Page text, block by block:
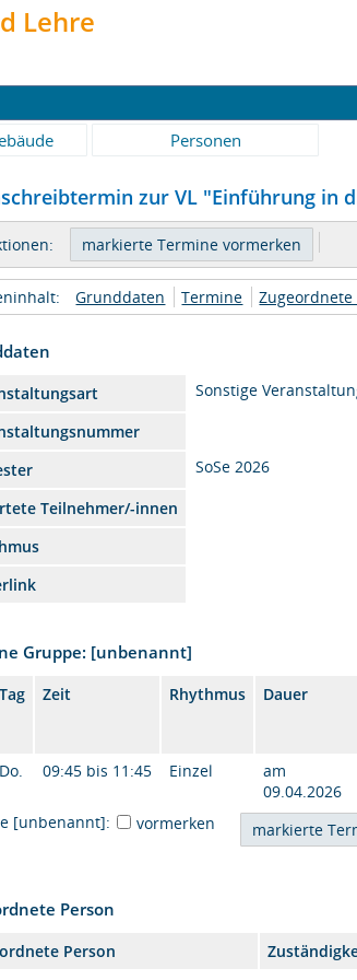
Lehre
Personen
zur VL "Einführung in
Grunddaten Termine Zugeordnete
Sonstige
SoSe 2026
Teilnehmer/-innen
Gruppe: [unbenannt]
Tag Zeit Rhythmus Dauer
Do.
09:45 bis 11:45 Einzel
am
09.04.2026
[unbenannt]:
vormerken
Person
Person